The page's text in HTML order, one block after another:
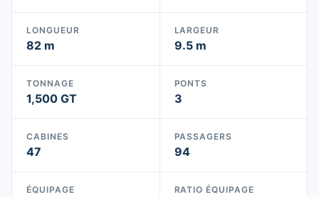
LONGUEUR
82 m
LARGEUR
9.5 m
TONNAGE
1,500 GT
PONTS
3
CABINES
47
PASSAGERS
94
ÉQUIPAGE RATIO ÉQUIPAGE